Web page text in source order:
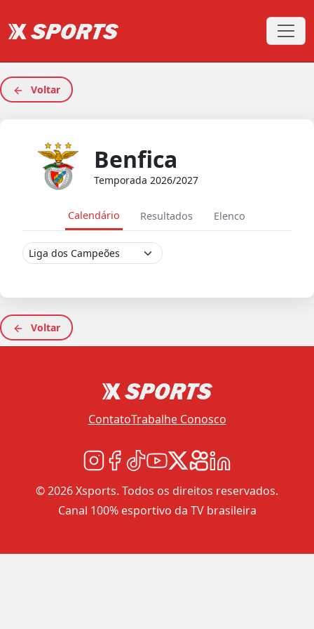
Voltar
Benfica
Temporada 2026/2027
Calendário Resultados Elenco
Voltar
ContatoTrabalhe Conosco
© 2026 Xsports. Todos os direitos reservados.
Canal 100% esportivo da TV brasileira